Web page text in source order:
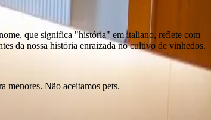
que significa "história" em italiano, reflete com
da nossa história enraizada no cultivo de vinhedos.
menores. Não aceitamos pets.